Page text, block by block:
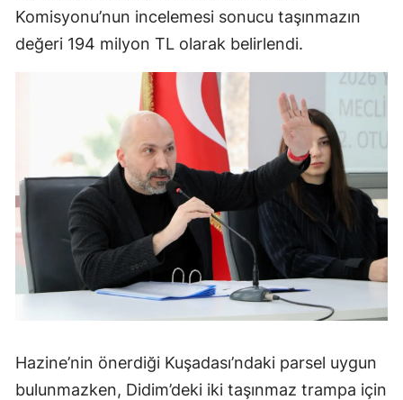
Komisyonu’nun incelemesi sonucu taşınmazın
değeri 194 milyon TL olarak belirlendi.
Hazine’nin önerdiği Kuşadası’ndaki parsel uygun
bulunmazken, Didim’deki iki taşınmaz trampa için